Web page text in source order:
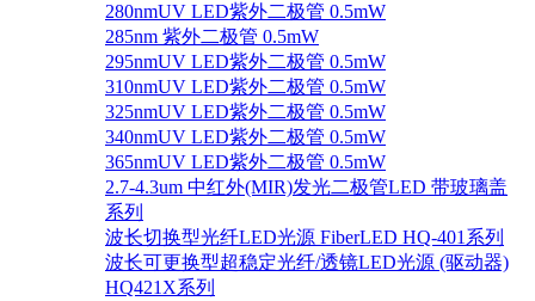
280nmUV LED紫外二极管 0.5mW
285nm 紫外二极管 0.5mW
295nmUV LED紫外二极管 0.5mW
310nmUV LED紫外二极管 0.5mW
325nmUV LED紫外二极管 0.5mW
340nmUV LED紫外二极管 0.5mW
365nmUV LED紫外二极管 0.5mW
2.7-4.3um 中红外(MIR)发光二极管LED 带玻璃盖
系列
波长切换型光纤LED光源 FiberLED HQ-401系列
波长可更换型超稳定光纤/透镜LED光源 (驱动器)
HQ421X系列